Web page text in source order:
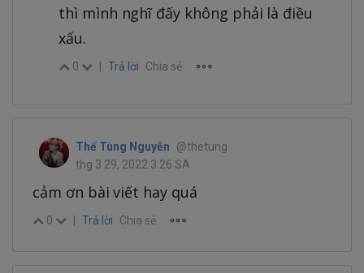
thì mình nghĩ đấy không phải là điều
xấu.
0 Trả lời Chia sẻ
Thế Tùng Nguyễn
@thetung
thg 3 29, 2022 3:26 SA
cảm ơn bài viết hay quá
0 Trả lời Chia sẻ